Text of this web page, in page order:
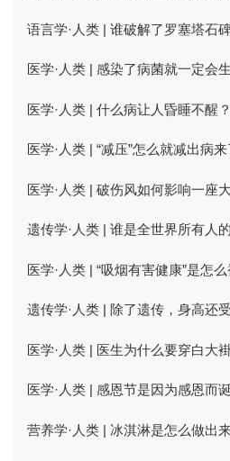
语言学·人类 | 谁破解了罗塞塔石
医学·人类 | 感染了病菌就一定会
医学·人类 | 什么病让人昏睡不醒？
医学·人类 | “减压”怎么就减出病来
医学·人类 | 破伤风如何影响一座
遗传学·人类 | 谁是全世界所有人
医学·人类 | “吸烟有害健康”是怎
遗传学·人类 | 除了遗传，身高还
医学·人类 | 医生为什么要穿白大
医学·人类 | 感恩节是因为感恩而
营养学·人类 | 冰淇淋是怎么做出